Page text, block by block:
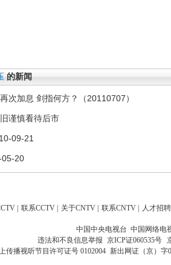
的新闻
次加息 剑指何方？（20110707）
谨慎看待后市
09-21
05-20
| 联系CCTV | 关于CNTV | 联系CNTV | 人才招聘
中国中央电视台 中国网络电
违法和不良信息举报 京ICP证060535号
传播视听节目许可证号 0102004 新出网证（京）